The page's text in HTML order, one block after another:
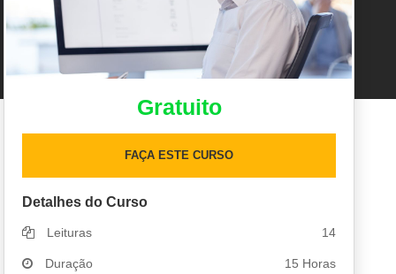
Gratuito
FAÇA ESTE CURSO
Detalhes do Curso
Leituras 14
Duração 15 Horas